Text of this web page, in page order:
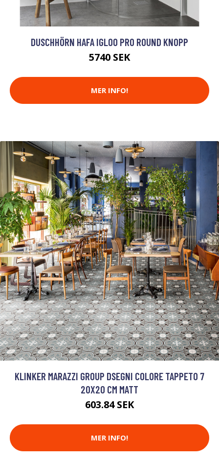
DUSCHHÖRN HAFA IGLOO PRO ROUND KNOPP
5740 SEK
MER INFO!
KLINKER MARAZZI GROUP DSEGNI COLORE TAPPETO 7
20X20 CM MATT
603.84 SEK
MER INFO!